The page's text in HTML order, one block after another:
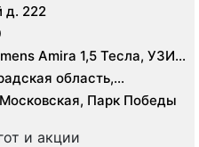
д. 222
Amira 1,5 Тесла, УЗИ
рентгенобласть,
Парк Победы
и акции